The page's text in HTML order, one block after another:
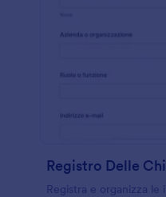
Registro Delle
Registra e organizza